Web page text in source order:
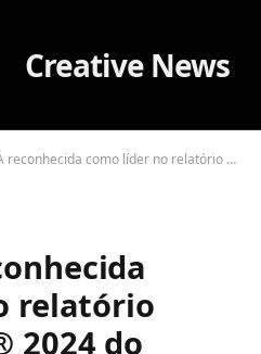
no relatório PEAK Matrix® 2024 do Grupo Everest sobre serviços tecnológicos de capacitação para a sustentabilidade
relatório
2024 do